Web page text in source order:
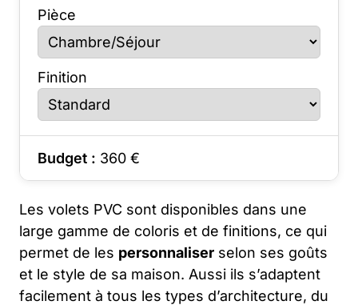
Pièce
Finition
Budget : 360 €
Les volets PVC sont disponibles dans une
large gamme de coloris et de finitions, ce qui
permet de les personnaliser selon ses goûts
et le style de sa maison. Aussi ils s’adaptent
facilement à tous les types d’architecture, du